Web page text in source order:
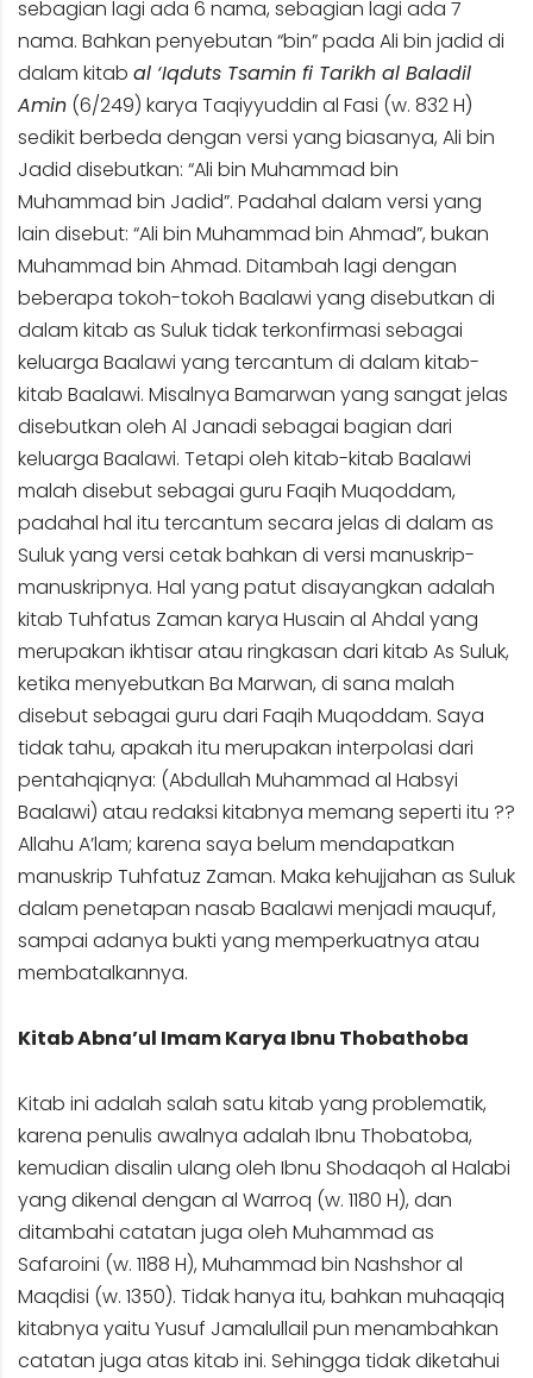
sebagian lagi ada 6 nama, sebagian lagi ada 7
nama. Bahkan penyebutan “bin” pada Ali bin jadid di
dalam kitab al ‘Iqduts Tsamin fi Tarikh al Baladil
Amin (6/249) karya Taqiyyuddin al Fasi (w. 832 H)
sedikit berbeda dengan versi yang biasanya, Ali bin
Jadid disebutkan: “Ali bin Muhammad bin
Muhammad bin Jadid”. Padahal dalam versi yang
lain disebut: “Ali bin Muhammad bin Ahmad”, bukan
Muhammad bin Ahmad. Ditambah lagi dengan
beberapa tokoh-tokoh Baalawi yang disebutkan di
dalam kitab as Suluk tidak terkonfirmasi sebagai
keluarga Baalawi yang tercantum di dalam kitab-
kitab Baalawi. Misalnya Bamarwan yang sangat jelas
disebutkan oleh Al Janadi sebagai bagian dari
keluarga Baalawi. Tetapi oleh kitab-kitab Baalawi
malah disebut sebagai guru Faqih Muqoddam,
padahal hal itu tercantum secara jelas di dalam as
Suluk yang versi cetak bahkan di versi manuskrip-
manuskripnya. Hal yang patut disayangkan adalah
kitab Tuhfatus Zaman karya Husain al Ahdal yang
merupakan ikhtisar atau ringkasan dari kitab As Suluk,
ketika menyebutkan Ba Marwan, di sana malah
disebut sebagai guru dari Faqih Muqoddam. Saya
tidak tahu, apakah itu merupakan interpolasi dari
pentahqiqnya: (Abdullah Muhammad al Habsyi
Baalawi) atau redaksi kitabnya memang seperti itu ??
Allahu A’lam; karena saya belum mendapatkan
manuskrip Tuhfatuz Zaman. Maka kehujjahan as Suluk
dalam penetapan nasab Baalawi menjadi mauquf,
sampai adanya bukti yang memperkuatnya atau
membatalkannya.
Kitab Abna’ul Imam Karya Ibnu Thobathoba
Kitab ini adalah salah satu kitab yang problematik,
karena penulis awalnya adalah Ibnu Thobatoba,
kemudian disalin ulang oleh Ibnu Shodaqoh al Halabi
yang dikenal dengan al Warroq (w. 1180 H), dan
ditambahi catatan juga oleh Muhammad as
Safaroini (w. 1188 H), Muhammad bin Nashshor al
Maqdisi (w. 1350). Tidak hanya itu, bahkan muhaqqiq
kitabnya yaitu Yusuf Jamalullail pun menambahkan
catatan juga atas kitab ini. Sehingga tidak diketahui